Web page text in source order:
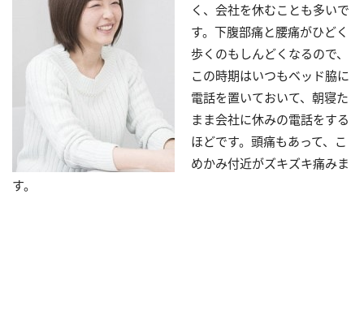
く、会社を休むことも多いで
す。下腹部痛と腰痛がひどく
歩くのもしんどくなるので、
この時期はいつもベッド脇に
電話を置いておいて、朝寝た
まま会社に休みの電話をする
ほどです。頭痛もあって、こ
めかみ付近がズキズキ痛みま
す。